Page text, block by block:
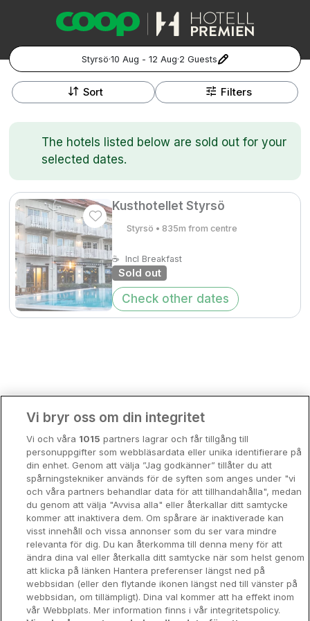
Styrsö·10 Aug - 12 Aug·2 Guests
Popular Destinations:
Stockholm
Göteborg
Malmö
Hela Norge
Oslo
Sort Filters
+
−
The hotels listed below are sold out for your
selected dates.
Kusthotellet Styrsö
Styrsö • 835m from centre
☕ Incl Breakfast
Sold out
Check other dates
Gift VouchersCoop.seManage Preferences
Registrera ditt hotell
Hotellweekend
Familjerum
Storstadsweekend
Hotellrum under 995 kr
Spahotell
Sydsverige
Om Hotellpremien
Nya hotell
Stadsweekend
Vi bryr oss om din integritet
Vi och våra 1015 partners lagrar och får tillgång till
personuppgifter som webbläsardata eller unika identifierare på
din enhet. Genom att välja ”Jag godkänner” tillåter du att
spårningstekniker används för de syften som anges under "vi
och våra partners behandlar data för att tillhandahålla", medan
du genom att välja "Avvisa alla" eller återkallar ditt samtycke
kommer att inaktivera dem. Om spårare är inaktiverade kan
visst innehåll och vissa annonser som du ser vara mindre
relevanta för dig. Du kan återkomma till denna meny för att
ändra dina val eller återkalla ditt samtycke när som helst genom
att klicka på länken Hantera preferenser längst ned på
webbsidan (eller den flytande ikonen längst ned till vänster på
webbsidan, om tillämpligt). Dina val kommer att ha effekt inom
vår Webbplats. Mer information finns i vår integritetspolicy.